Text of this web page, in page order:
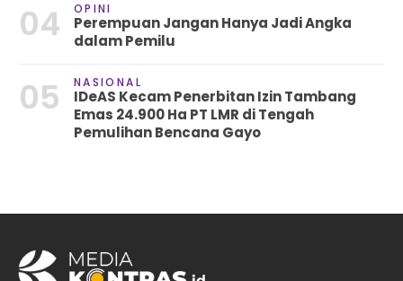
04 OPINI
Perempuan Jangan Hanya Jadi Angka
dalam Pemilu
05 NASIONAL
IDeAS Kecam Penerbitan Izin Tambang
Emas 24.900 Ha PT LMR di Tengah
Pemulihan Bencana Gayo